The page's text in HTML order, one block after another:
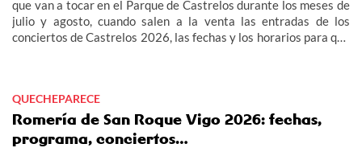
que van a tocar en el Parque de Castrelos durante los meses de
julio y agosto, cuando salen a la venta las entradas de los
conciertos de Castrelos 2026, las fechas y los horarios para que
QUECHEPARECE
Romería de San Roque Vigo 2026: fechas,
programa, conciertos…